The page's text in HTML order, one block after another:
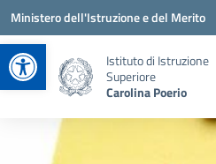
Apri la barra degli
Vai ai contenuti
Vai al menu di navigazione
Vai al footer
Ministero dell'Istruzione e del Merito
Istituto di Istruzione
Superiore
Carolina Poerio